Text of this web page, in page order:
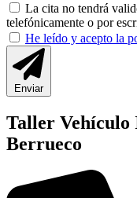
La cita no tendrá
telefónicamente o por
He leído y acepto la
Enviar
Taller Vehículo
Berrueco